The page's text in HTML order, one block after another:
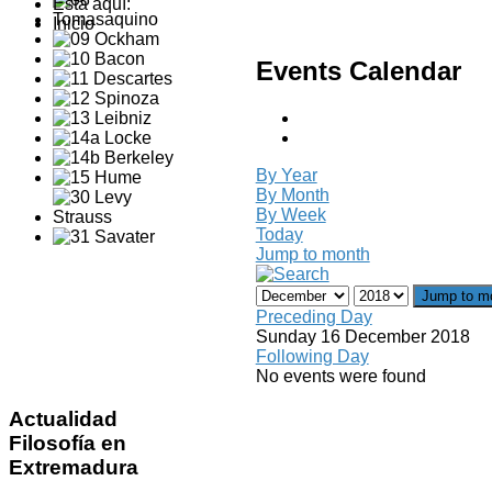
Está aquí:
Inicio
Events Calendar
By Year
By Month
By Week
Today
Jump to month
Jump to
Preceding Day
Sunday 16 December 2018
Following Day
No events were found
Actualidad
Filosofía en
Extremadura